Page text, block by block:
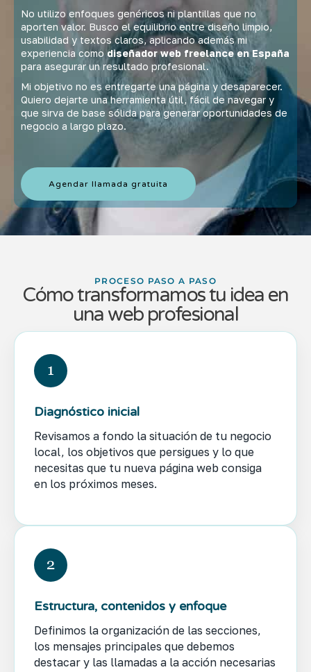
No utilizo enfoques genéricos ni plantillas que no
aporten valor. Busco el equilibrio entre diseño limpio,
usabilidad y textos claros, aplicando además mi
experiencia como diseñador web freelance en España
para asegurar un resultado profesional.
Mi objetivo no es entregarte una página y desaparecer.
Quiero dejarte una herramienta útil, fácil de navegar y
que sirva de base sólida para generar oportunidades de
negocio a largo plazo.
Agendar llamada gratuita
PROCESO PASO A PASO
Cómo transformamos tu idea en
una web profesional
Diagnóstico inicial
Revisamos a fondo la situación de tu negocio
local, los objetivos que persigues y lo que
necesitas que tu nueva página web consiga
en los próximos meses.
Estructura, contenidos y enfoque
Definimos la organización de las secciones,
los mensajes principales que debemos
destacar y las llamadas a la acción necesarias